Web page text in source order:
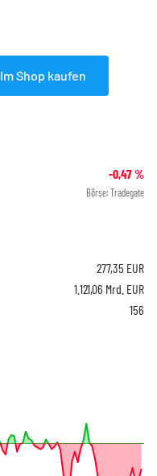
Im Shop kaufen
-0,47%
Börse: Tradegate
277,35 EUR
1.121,06 Mrd. EUR
156